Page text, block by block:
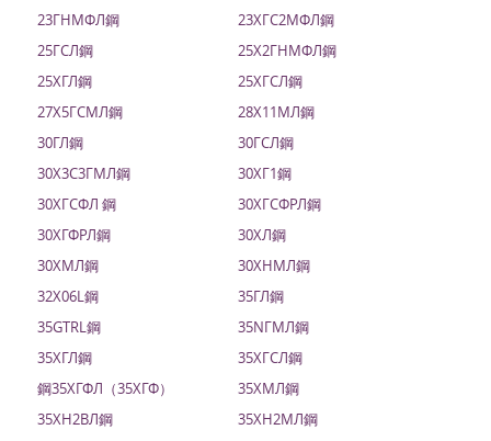
23ГНМФЛ鋼
23ХГС2МФЛ鋼
25ГСЛ鋼
25Х2ГНМФЛ鋼
25ХГЛ鋼
25ХГСЛ鋼
27Х5ГСМЛ鋼
28Х11МЛ鋼
30ГЛ鋼
30ГСЛ鋼
30Х3С3ГМЛ鋼
30ХГ1鋼
30ХГСФЛ 鋼
30ХГСФРЛ鋼
30ХГФРЛ鋼
30ХЛ鋼
30ХМЛ鋼
30ХНМЛ鋼
32X06L鋼
35ГЛ鋼
35GTRL鋼
35NГМЛ鋼
35ХГЛ鋼
35ХГСЛ鋼
鋼35ХГФЛ（35ХГФ）
35ХМЛ鋼
35ХН2ВЛ鋼
35ХН2МЛ鋼